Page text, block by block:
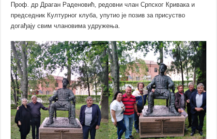
Проф. др Драган Раденовић, редовни члан Српског Кривака и
председник Културног клуба, упутио је позив за присуство
догађају свим члановима удружења.